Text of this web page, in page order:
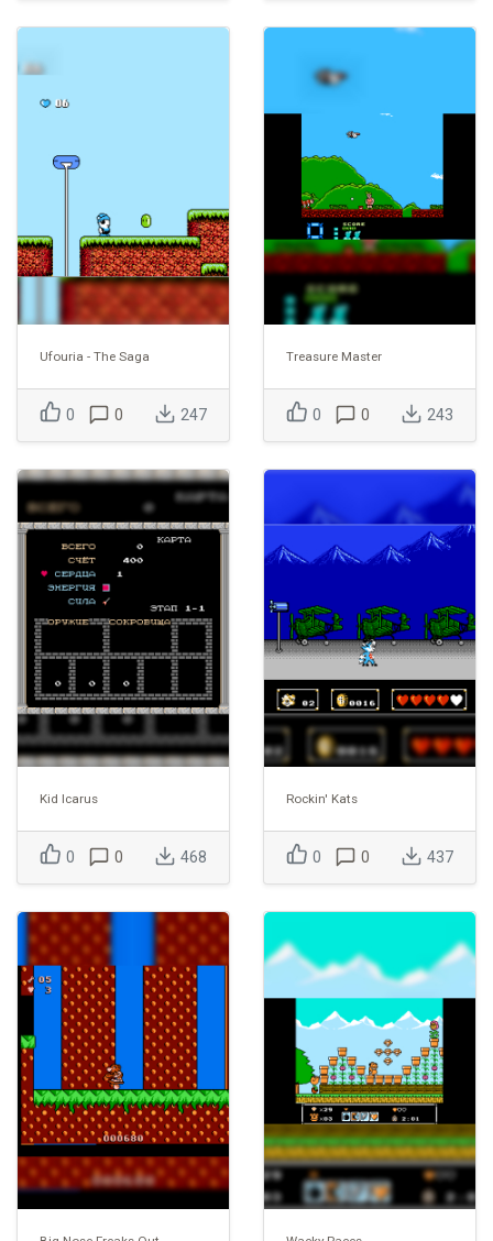
Ufouria - The Saga
0 0 247
Treasure Master
0 0 243
Kid Icarus
0 0 468
Rockin' Kats
0 0 437